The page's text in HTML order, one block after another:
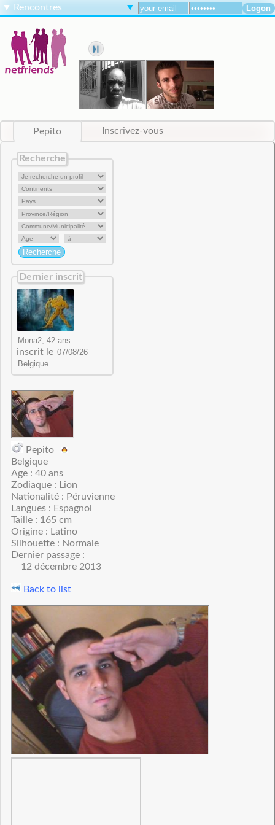
▼ Rencontres ▼
Pepito Inscrivez-vous
Recherche
Dernier inscrit
inscrit le
Pepito
Belgique
Age : 40 ans
Zodiaque : Lion
Nationalité : Péruvienne
Langues : Espagnol
Taille : 165 cm
Origine : Latino
Silhouette : Normale
Dernier passage :
12 décembre 2013
Back to list